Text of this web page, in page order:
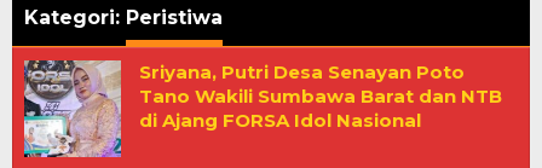
Kategori: Peristiwa
Sriyana, Putri Desa Senayan Poto
Tano Wakili Sumbawa Barat dan NTB
di Ajang FORSA Idol Nasional